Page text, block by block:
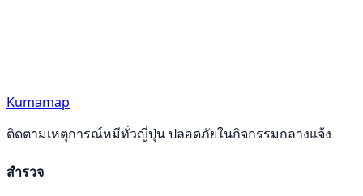
Kumamap
ติดตามเหตุการณ์หมีทั่วญี่ปุ่น ปลอดภัยในกิจกรรมกลางแจ้ง
สำรวจ